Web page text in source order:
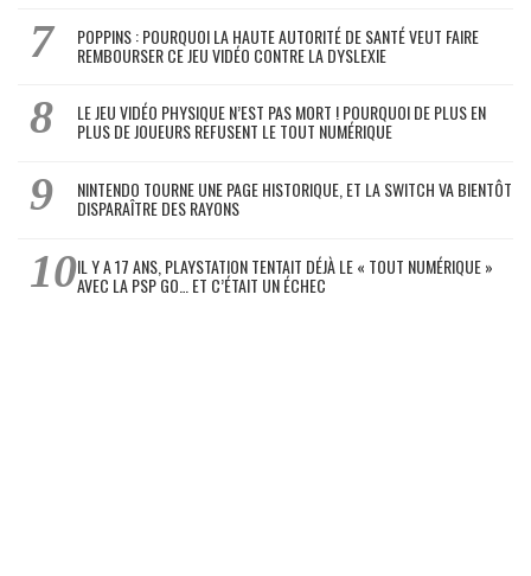
POPPINS : POURQUOI LA HAUTE AUTORITÉ DE SANTÉ VEUT FAIRE
REMBOURSER CE JEU VIDÉO CONTRE LA DYSLEXIE
LE JEU VIDÉO PHYSIQUE N’EST PAS MORT ! POURQUOI DE PLUS EN
PLUS DE JOUEURS REFUSENT LE TOUT NUMÉRIQUE
NINTENDO TOURNE UNE PAGE HISTORIQUE, ET LA SWITCH VA BIENTÔT
DISPARAÎTRE DES RAYONS
IL Y A 17 ANS, PLAYSTATION TENTAIT DÉJÀ LE « TOUT NUMÉRIQUE »
AVEC LA PSP GO… ET C’ÉTAIT UN ÉCHEC